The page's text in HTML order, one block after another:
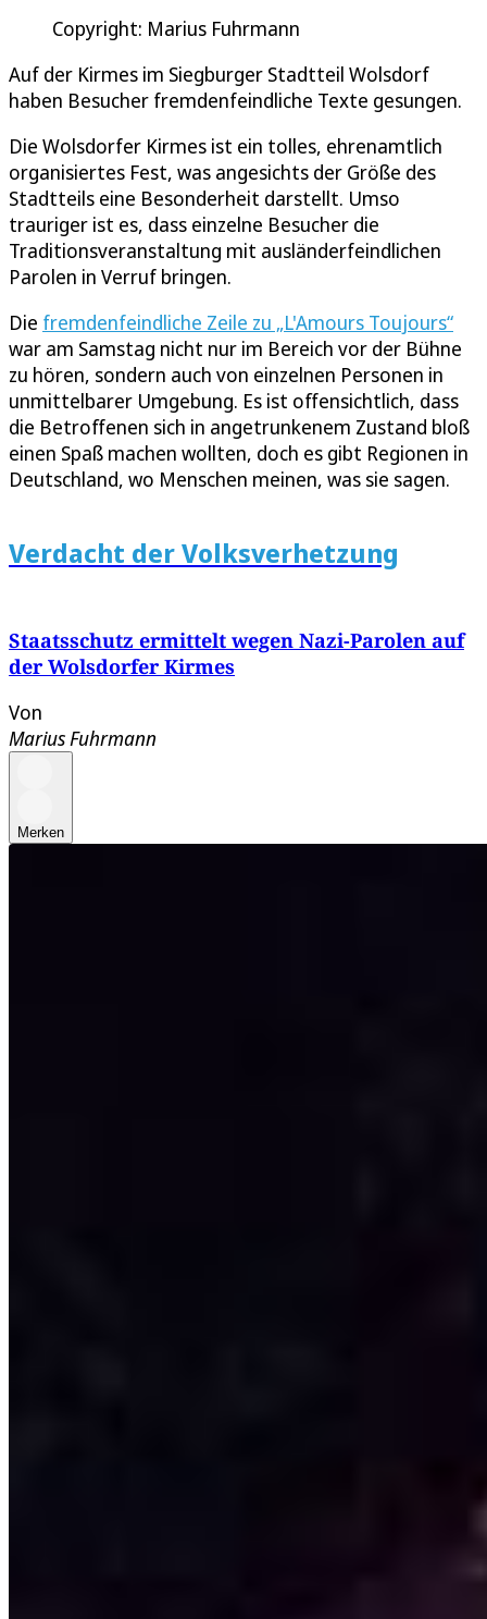
Copyright: Marius Fuhrmann
Auf der Kirmes im Siegburger Stadtteil Wolsdorf
haben Besucher fremdenfeindliche Texte gesungen.
Die Wolsdorfer Kirmes ist ein tolles, ehrenamtlich
organisiertes Fest, was angesichts der Größe des
Stadtteils eine Besonderheit darstellt. Umso
trauriger ist es, dass einzelne Besucher die
Traditionsveranstaltung mit ausländerfeindlichen
Parolen in Verruf bringen.
Die fremdenfeindliche Zeile zu „L'Amours Toujours“
war am Samstag nicht nur im Bereich vor der Bühne
zu hören, sondern auch von einzelnen Personen in
unmittelbarer Umgebung. Es ist offensichtlich, dass
die Betroffenen sich in angetrunkenem Zustand bloß
einen Spaß machen wollten, doch es gibt Regionen in
Deutschland, wo Menschen meinen, was sie sagen.
Verdacht der Volksverhetzung
Staatsschutz ermittelt wegen Nazi-Parolen auf
der Wolsdorfer Kirmes
Von
Marius Fuhrmann
Merken